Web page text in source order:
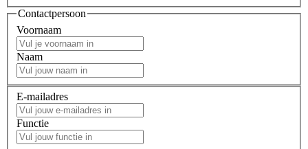
Contactpersoon
Voornaam
Naam
E-mailadres
Functie